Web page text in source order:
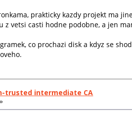
prakticky kazdy projekt ma
z vetsi casti hodne podobne, a jen
co prochazi disk a kdyz se
trusted intermediate CA